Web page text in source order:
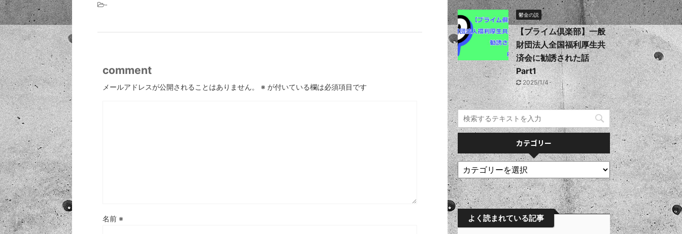
-
comment
メールアドレスが公開されることはありません。 ※ が付いている欄は必須項目です
名前 ※
鬱金の説
【プライム倶楽部】一般
財団法人全国福利厚生共
済会に勧誘された話
Part1
2025/1/4
カテゴリー
よく読まれている記事